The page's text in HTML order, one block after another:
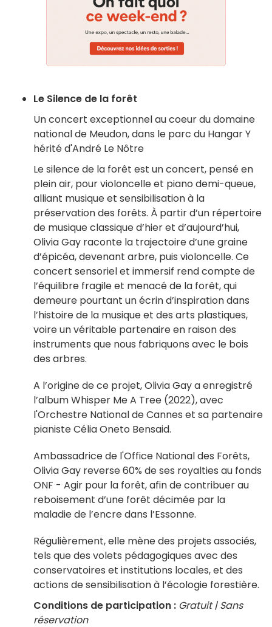
Le Silence de la forêt
Un concert exceptionnel au coeur du domaine
national de Meudon, dans le parc du Hangar Y
hérité d'André Le Nôtre
Le silence de la forêt est un concert, pensé en
plein air, pour violoncelle et piano demi-queue,
alliant musique et sensibilisation à la
préservation des forêts. À partir d’un répertoire
de musique classique d’hier et d’aujourd’hui,
Olivia Gay raconte la trajectoire d’une graine
d’épicéa, devenant arbre, puis violoncelle. Ce
concert sensoriel et immersif rend compte de
l’équilibre fragile et menacé de la forêt, qui
demeure pourtant un écrin d’inspiration dans
l’histoire de la musique et des arts plastiques,
voire un véritable partenaire en raison des
instruments que nous fabriquons avec le bois
des arbres.
A l’origine de ce projet, Olivia Gay a enregistré
l’album Whisper Me A Tree (2022), avec
l'Orchestre National de Cannes et sa partenaire
pianiste Célia Oneto Bensaid.
Ambassadrice de l'Office National des Forêts,
Olivia Gay reverse 60% de ses royalties au fonds
ONF - Agir pour la forêt, afin de contribuer au
reboisement d’une forêt décimée par la
maladie de l’encre dans l’Essonne.
Régulièrement, elle mène des projets associés,
tels que des volets pédagogiques avec des
conservatoires et institutions locales, et des
actions de sensibilisation à l’écologie forestière.
Conditions de participation : Gratuit | Sans
réservation